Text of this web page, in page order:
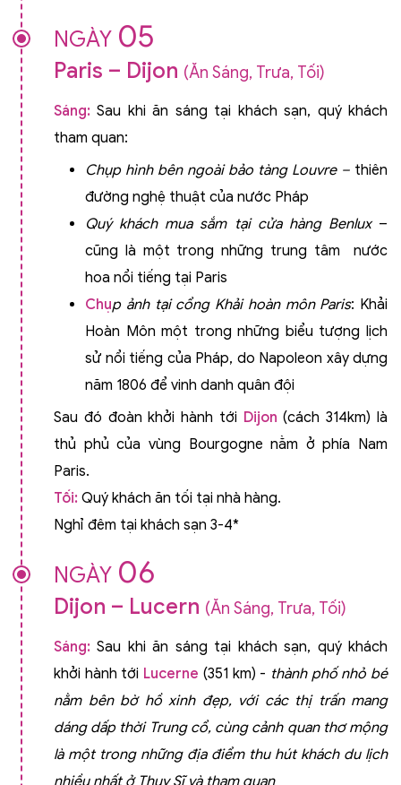
NGÀY 05
Paris – Dijon (Ăn Sáng, Trưa, Tối)
Sáng: Sau khi ăn sáng tại khách sạn, quý khách
tham quan:
Chụp hình bên ngoài bảo tàng Louvre – thiên
đường nghệ thuật của nước Pháp
Quý khách mua sắm tại cửa hàng Benlux –
cũng là một trong những trung tâm nước
hoa nổi tiếng tại Paris
Chụp ảnh tại cổng Khải hoàn môn Paris: Khải
Hoàn Môn một trong những biểu tượng lịch
sử nổi tiếng của Pháp, do Napoleon xây dựng
năm 1806 để vinh danh quân đội
Sau đó đoàn khởi hành tới Dijon (cách 314km) là
thủ phủ của vùng Bourgogne nằm ở phía Nam
Paris.
Tối:Quý khách ăn tối tại nhà hàng.
Nghỉ đêm tại khách sạn 3-4*
NGÀY 06
Dijon – Lucern (Ăn Sáng, Trưa, Tối)
Sáng: Sau khi ăn sáng tại khách sạn, quý khách
khởi hành tới Lucerne (351 km) - thành phố nhỏ bé
nằm bên bờ hồ xinh đẹp, với các thị trấn mang
dáng dấp thời Trung cổ, cùng cảnh quan thơ mộng
là một trong những địa điểm thu hút khách du lịch